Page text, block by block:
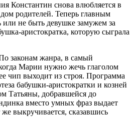
Константин снова влюбляется в
родителей. Теперь главным
не быть девушке замужем за
аристократка, которую сыграла
законам жанра, в самый
Марии нужно жечь глаголом
чип выходит из строя. Программа
бабушки-аристократки и козней
Татьяны, добравшейся до
вместо умных фраз выдает
выкручивается, сказавшись